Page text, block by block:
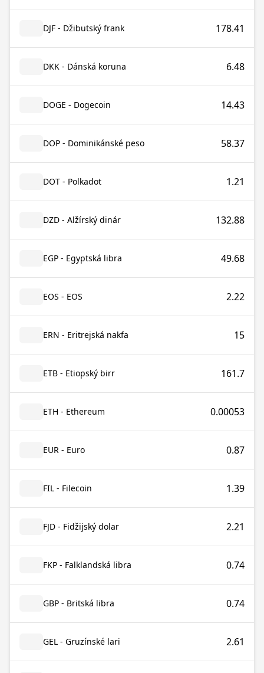
DJF - Džibutský frank 178.41
DKK - Dánská koruna 6.48
DOGE - Dogecoin 14.43
DOP - Dominikánské peso 58.37
DOT - Polkadot 1.21
DZD - Alžírský dinár 132.88
EGP - Egyptská libra 49.68
EOS - EOS 2.22
ERN - Eritrejská nakfa 15
ETB - Etiopský birr 161.7
ETH - Ethereum 0.00053
EUR - Euro 0.87
FIL - Filecoin 1.39
FJD - Fidžijský dolar 2.21
FKP - Falklandská libra 0.74
GBP - Britská libra 0.74
GEL - Gruzínské lari 2.61